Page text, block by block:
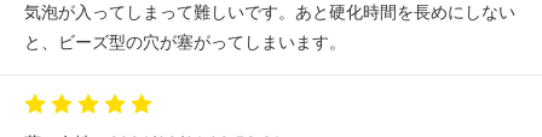
気泡が入ってしまって難しいです。あと硬化時間を長めにしない
と、ビーズ型の穴が塞がってしまいます。